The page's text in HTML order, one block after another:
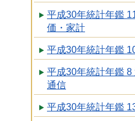
平成30年統計年鑑
価・家計
平成30年統計年鑑
平成30年統計年鑑 8
通信
平成30年統計年鑑